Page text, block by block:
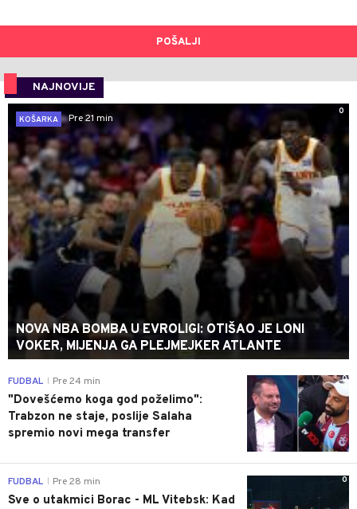
POŠALJI
NAJNOVIJE
0
KOŠARKA
Pre 21 min
NOVA NBA BOMBA U EVROLIGI: OTIŠAO JE LONI
VOKER, MIJENJA GA PLEJMEJKER ATLANTE
0
FUDBAL Pre 24 min
"Dovešćemo koga god poželimo":
Trabzon ne staje, poslije Salaha
spremio novi mega transfer
0
FUDBAL Pre 28 min
Sve o utakmici Borac - ML Vitebsk: Kad